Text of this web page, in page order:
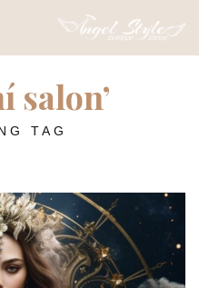
salon’
TAG